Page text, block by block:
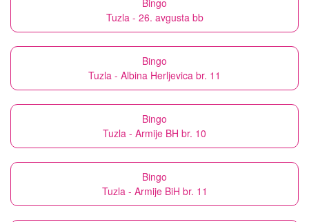
Bingo
Tuzla - 26. avgusta bb
Bingo
Tuzla - Albina Herljevica br. 11
Bingo
Tuzla - Armije BH br. 10
Bingo
Tuzla - Armije BiH br. 11